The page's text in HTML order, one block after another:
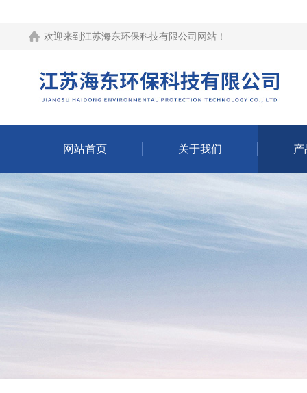
欢迎来到江苏海东环保科技有限公司网站！
网站首页 关于我们 产